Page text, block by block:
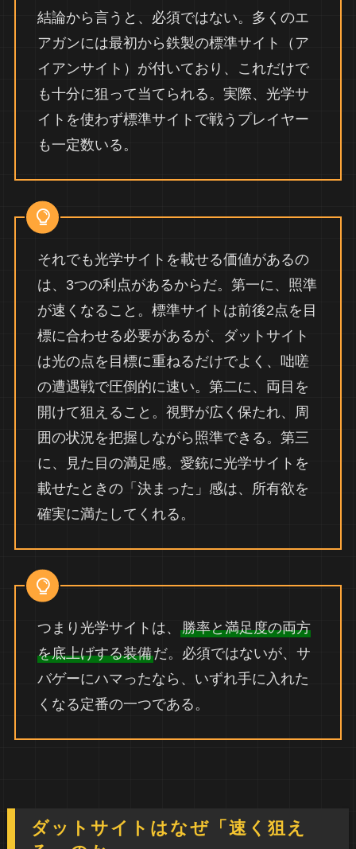
結論から言うと、必須ではない。多くのエ
アガンには最初から鉄製の標準サイト（ア
イアンサイト）が付いており、これだけで
も十分に狙って当てられる。実際、光学サ
イトを使わず標準サイトで戦うプレイヤー
も一定数いる。
それでも光学サイトを載せる価値があるの
は、3つの利点があるからだ。第一に、照準
が速くなること。標準サイトは前後2点を目
標に合わせる必要があるが、ダットサイト
は光の点を目標に重ねるだけでよく、咄嗟
の遭遇戦で圧倒的に速い。第二に、両目を
開けて狙えること。視野が広く保たれ、周
囲の状況を把握しながら照準できる。第三
に、見た目の満足感。愛銃に光学サイトを
載せたときの「決まった」感は、所有欲を
確実に満たしてくれる。
つまり光学サイトは、 勝率と満足度の両方
を底上げする装備だ。必須ではないが、サ
バゲーにハマったなら、いずれ手に入れた
くなる定番の一つである。
ダットサイトはなぜ「速く狙え